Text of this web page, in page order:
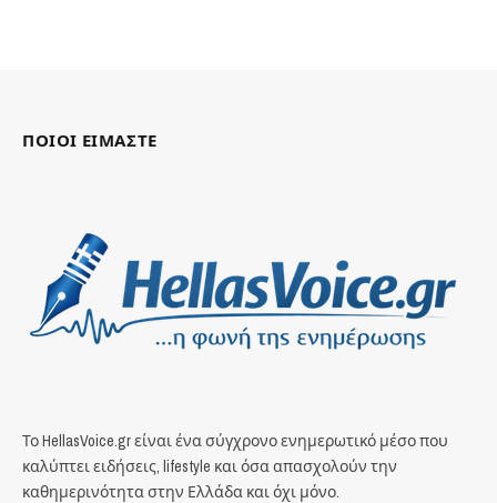
ΠΟΙΟΙ ΕΙΜΑΣΤΕ
Το HellasVoice.gr είναι ένα σύγχρονο ενημερωτικό μέσο που
καλύπτει ειδήσεις, lifestyle και όσα απασχολούν την
καθημερινότητα στην Ελλάδα και όχι μόνο.